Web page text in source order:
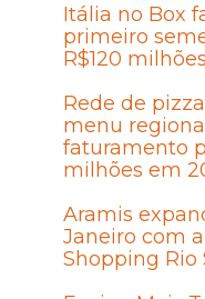
Itália no Box
primeiro
R$120
Rede de
menu
faturamento
milhões em
Aramis
Janeiro com
Shopping Rio